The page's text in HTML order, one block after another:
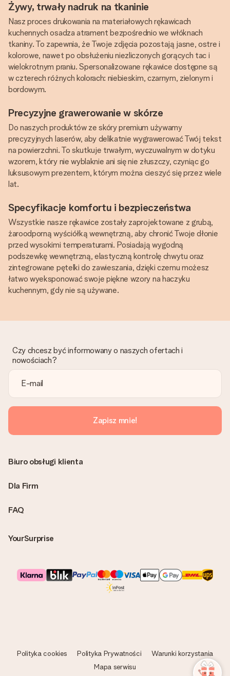
Żywy, trwały nadruk na tkaninie
Nasz proces drukowania na materiałowych rękawicach
kuchennych osadza atrament bezpośrednio we włóknach
tkaniny. To zapewnia, że Twoje zdjęcia pozostają jasne, ostre i
kolorowe, nawet po obsłużeniu niezliczonych gorących tac i
wielokrotnym praniu. Spersonalizowane rękawice dostępne są
w czterech różnych kolorach: niebieskim, czarnym, zielonym i
bordowym.
Precyzyjne grawerowanie w skórze
Do naszych produktów ze skóry premium używamy
precyzyjnych laserów, aby delikatnie wygrawerować Twój tekst
na powierzchni. To skutkuje trwałym, wyczuwalnym w dotyku
wzorem, który nie wyblaknie ani się nie złuszczy, czyniąc go
luksusowym prezentem, którym można cieszyć się przez wiele
lat.
Specyfikacje komfortu i bezpieczeństwa
Wszystkie nasze rękawice zostały zaprojektowane z grubą,
żaroodporną wyściółką wewnętrzną, aby chronić Twoje dłonie
przed wysokimi temperaturami. Posiadają wygodną
podszewkę wewnętrzną, elastyczną kontrolę chwytu oraz
zintegrowane pętelki do zawieszania, dzięki czemu możesz
łatwo wyeksponować swoje piękne wzory na haczyku
kuchennym, gdy nie są używane.
Czy chcesz być informowany o naszych ofertach i
nowościach?
Zapisz mnie!
FAQ
YourSurprise
Biuro obsługi klienta
Dla Firm
Polityka cookies Polityka Prywatności
Warunki korzystania
Mapa serwisu